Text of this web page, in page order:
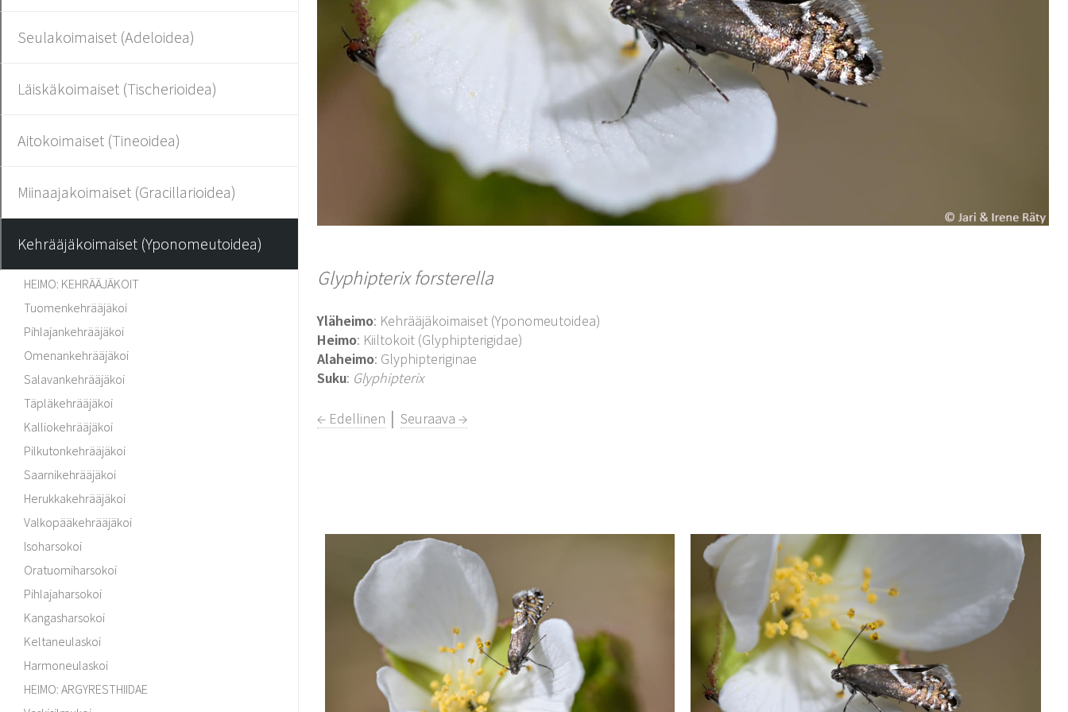
Seulakoimaiset (Adeloidea)
Läiskäkoimaiset (Tischerioidea)
Aitokoimaiset (Tineoidea)
Miinaajakoimaiset (Gracillarioidea)
Kehrääjäkoimaiset (Yponomeutoidea)
HEIMO: KEHRÄÄJÄKOIT
Tuomenkehrääjäkoi
Pihlajankehrääjäkoi
Omenankehrääjäkoi
Salavankehrääjäkoi
Täpläkehrääjäkoi
Kalliokehrääjäkoi
Pilkutonkehrääjäkoi
Saarnikehrääjäkoi
Herukkakehrääjäkoi
Valkopääkehrääjäkoi
Isoharsokoi
Oratuomiharsokoi
Pihlajaharsokoi
Kangasharsokoi
Keltaneulaskoi
Harmoneulaskoi
HEIMO: ARGYRESTHIIDAE
Glyphipterix forsterella
Yläheimo: Kehrääjäkoimaiset (Yponomeutoidea)
Heimo: Kiiltokoit (Glyphipterigidae)
Alaheimo: Glyphipteriginae
Suku: Glyphipterix
← Edellinen │Seuraava →